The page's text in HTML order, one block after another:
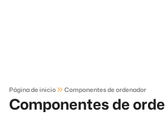
Página de inicio Componentes de ordenador
Componentes de